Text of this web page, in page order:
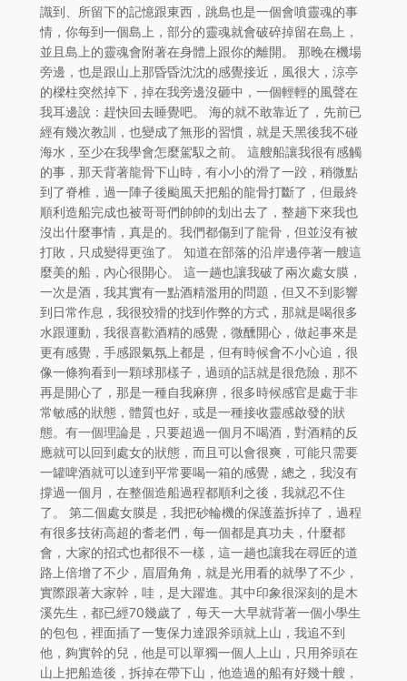
識到、所留下的記憶跟東西，跳島也是一個會噴靈魂的事
情，你每到一個島上，部分的靈魂就會破碎掉留在島上，
並且島上的靈魂會附著在身體上跟你的離開。 那晚在機場
旁邊，也是跟山上那昏昏沈沈的感覺接近，風很大，涼亭
的樑柱突然掉下，掉在我旁邊沒砸中，一個輕輕的風聲在
我耳邊說：趕快回去睡覺吧。 海的就不敢靠近了，先前已
經有幾次教訓，也變成了無形的習慣，就是天黑後我不碰
海水，至少在我學會怎麼駕馭之前。 這艘船讓我很有感觸
的事，那天背著龍骨下山時，有小小的滑了一跤，稍微點
到了脊椎，過一陣子後颱風天把船的龍骨打斷了，但最終
順利造船完成也被哥哥們帥帥的划出去了，整趟下來我也
沒出什麼事情，真是的。我們都傷到了龍骨，但並沒有被
打敗，只成變得更強了。 知道在部落的沿岸邊停著一艘這
麼美的船，內心很開心。 這一趟也讓我破了兩次處女膜，
一次是酒，我其實有一點酒精濫用的問題，但又不到影響
到日常作息，我很狡猾的找到作弊的方式，那就是喝很多
水跟運動，我很喜歡酒精的感覺，微醺開心，做起事來是
更有感覺，手感跟氣氛上都是，但有時候會不小心追，很
像一條狗看到一顆球那樣子，過頭的話就是很危險，那不
再是開心了，那是一種自我麻痹，很多時候感官是處于非
常敏感的狀態，體質也好，或是一種接收靈感啟發的狀
態。有一個理論是，只要超過一個月不喝酒，對酒精的反
應就可以回到處女的狀態，而且可以會很爽，可能只需要
一罐啤酒就可以達到平常要喝一箱的感覺，總之，我沒有
撐過一個月，在整個造船過程都順利之後，我就忍不住
了。 第二個處女膜是，我把砂輪機的保護蓋拆掉了，過程
有很多技術高超的耆老們，每一個都是真功夫，什麼都
會，大家的招式也都很不一樣，這一趟也讓我在尋匠的道
路上倍增了不少，眉眉角角，就是光用看的就學了不少，
實際跟著大家幹，哇，是大躍進。其中印象很深刻的是木
溪先生，都已經70幾歲了，每天一大早就背著一個小學生
的包包，裡面插了一隻保力達跟斧頭就上山，我追不到
他，夠實幹的兒，他是可以單獨一個人上山，只用斧頭在
山上把船造後，拆掉在帶下山，他造過的船有好幾十艘，